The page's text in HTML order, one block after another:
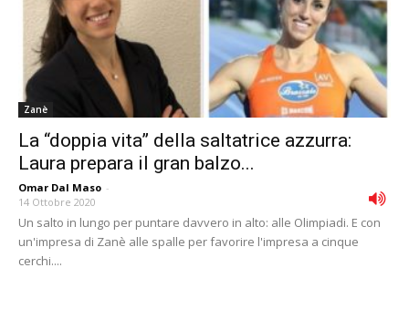
Zanè
La “doppia vita” della saltatrice azzurra:
Laura prepara il gran balzo...
Omar Dal Maso -
14 Ottobre 2020
Un salto in lungo per puntare davvero in alto: alle Olimpiadi. E con
un'impresa di Zanè alle spalle per favorire l'impresa a cinque
cerchi....